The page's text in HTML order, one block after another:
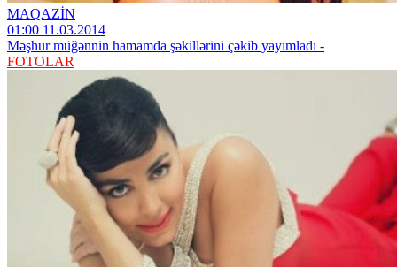
MAQAZİN
01:00 11.03.2014
Məşhur müğənnin hamamda şəkillərini çəkib yayımladı -
FOTOLAR